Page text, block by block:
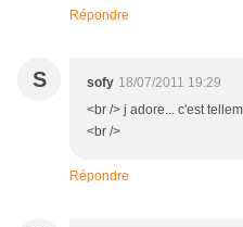
Répondre
S sofy 18/07/2011 19:29
<br /> j adore... c'est
<br />
Répondre